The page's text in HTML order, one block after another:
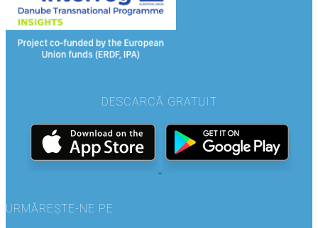
DESCARCĂ GRATUIT
URMĂREȘTE-NE PE